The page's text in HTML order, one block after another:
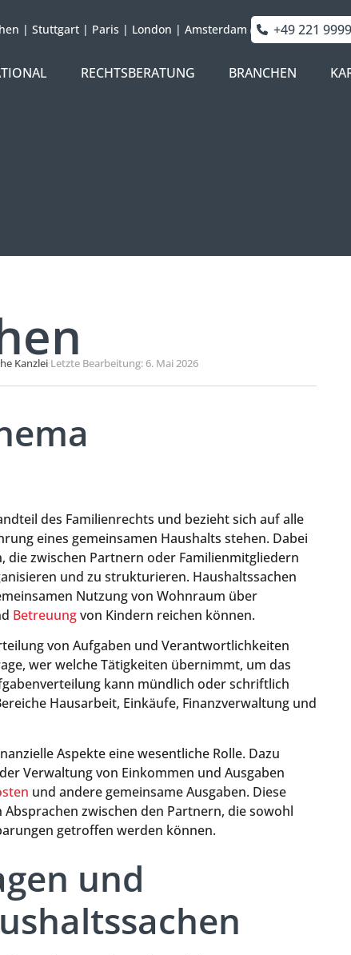
| Stuttgart | Paris | London | Amsterdam +49 221
RECHTSBERATUNG BRANCHEN
Kanzlei·Letzte Bearbeitung: 6. Mai 2026
des Familienrechts und bezieht sich auf alle
eines gemeinsamen Haushalts stehen. Dabei
die zwischen Partnern oder Familienmitgliedern
und zu strukturieren. Haushaltssachen
Nutzung von Wohnraum über
Betreuungvon Kindern reichen können.
von Aufgaben und Verantwortlichkeiten
wer welche Tätigkeiten übernimmt, um das
kann mündlich oder schriftlich
Hausarbeit, Einkäufe, Finanzverwaltung und
Aspekte eine wesentliche Rolle. Dazu
Verwaltung von Einkommen und Ausgaben
und andere gemeinsame Ausgaben. Diese
zwischen den Partnern, die sowohl
getroffen werden können.
und